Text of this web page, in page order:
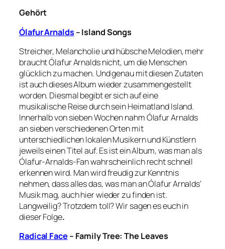
Gehört
Ólafur Arnalds– Island Songs
Streicher, Melancholie und hübsche Melodien, mehr
braucht Ólafur Arnalds nicht, um die Menschen
glücklich zu machen. Und genau mit diesen Zutaten
ist auch dieses Album wieder zusammengestellt
worden. Diesmal begibt er sich auf eine
musikalische Reise durch sein Heimatland Island.
Innerhalb von sieben Wochen nahm Ólafur Arnalds
an sieben verschiedenen Orten mit
unterschiedlichen lokalen Musikern und Künstlern
jeweils einen Titel auf. Es ist ein Album, was man als
Ólafur-Arnalds-Fan wahrscheinlich recht schnell
erkennen wird. Man wird freudig zur Kenntnis
nehmen, dass alles das, was man an Ólafur Arnalds‘
Musik mag, auch hier wieder zu finden ist.
Langweilig? Trotzdem toll? Wir sagen es euch in
dieser Folge.
Radical Face – Family Tree: The Leaves